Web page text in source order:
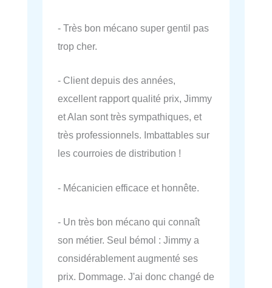
- Très bon mécano super gentil pas
trop cher.
- Client depuis des années,
excellent rapport qualité prix, Jimmy
et Alan sont très sympathiques, et
très professionnels. Imbattables sur
les courroies de distribution !
- Mécanicien efficace et honnête.
- Un très bon mécano qui connaît
son métier. Seul bémol : Jimmy a
considérablement augmenté ses
prix. Dommage. J'ai donc changé de